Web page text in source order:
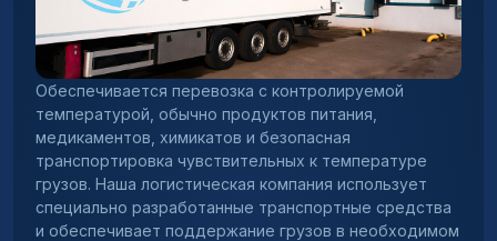
Обеспечивается перевозка с контролируемой
температурой, обычно продуктов питания,
медикаментов, химикатов и безопасная
транспортировка чувствительных к температуре
грузов. Наша логистическая компания использует
специально разработанные транспортные средства
и обеспечивает поддержание грузов в необходимом